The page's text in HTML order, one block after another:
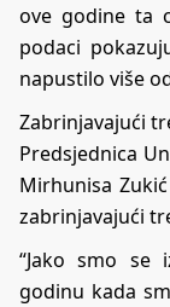
ove godine ta
podaci
napustilo više
Zabrinjavajući
Predsjednica
Mirhunisa
zabrinjavajući
“Jako smo se
godinu kada